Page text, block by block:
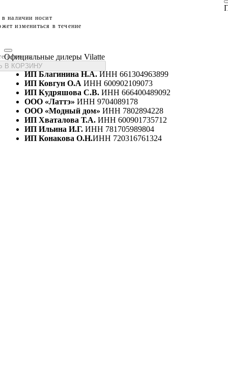
наличии носит
измениться в течение
размеры
В КОРЗИНУ
Официальные дилеры Vilatte
ИП Благинина Н.А.ИНН 661304963899
ИП Ковгун О.А ИНН 600902109073
ИП Кудряшова С.В. ИНН 666400489092
ООО «Латтэ» ИНН 9704089178
ООО «Модный дом» ИНН 7802894228
ИП Хваталова Т.А. ИНН 600901735712
ИП Ильина И.Г. ИНН 781705989804
ИП Конакова О.Н.ИНН 720316761324